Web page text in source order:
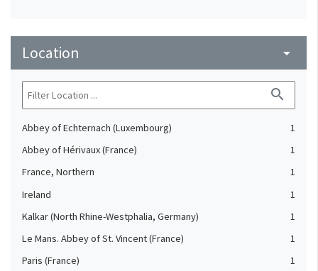
Location arrow_drop_down
search
Abbey of Echternach (Luxembourg)
1
Abbey of Hérivaux (France)
1
France, Northern
1
Ireland
1
Kalkar (North Rhine-Westphalia, Germany)
1
Le Mans. Abbey of St. Vincent (France)
1
Paris (France)
1